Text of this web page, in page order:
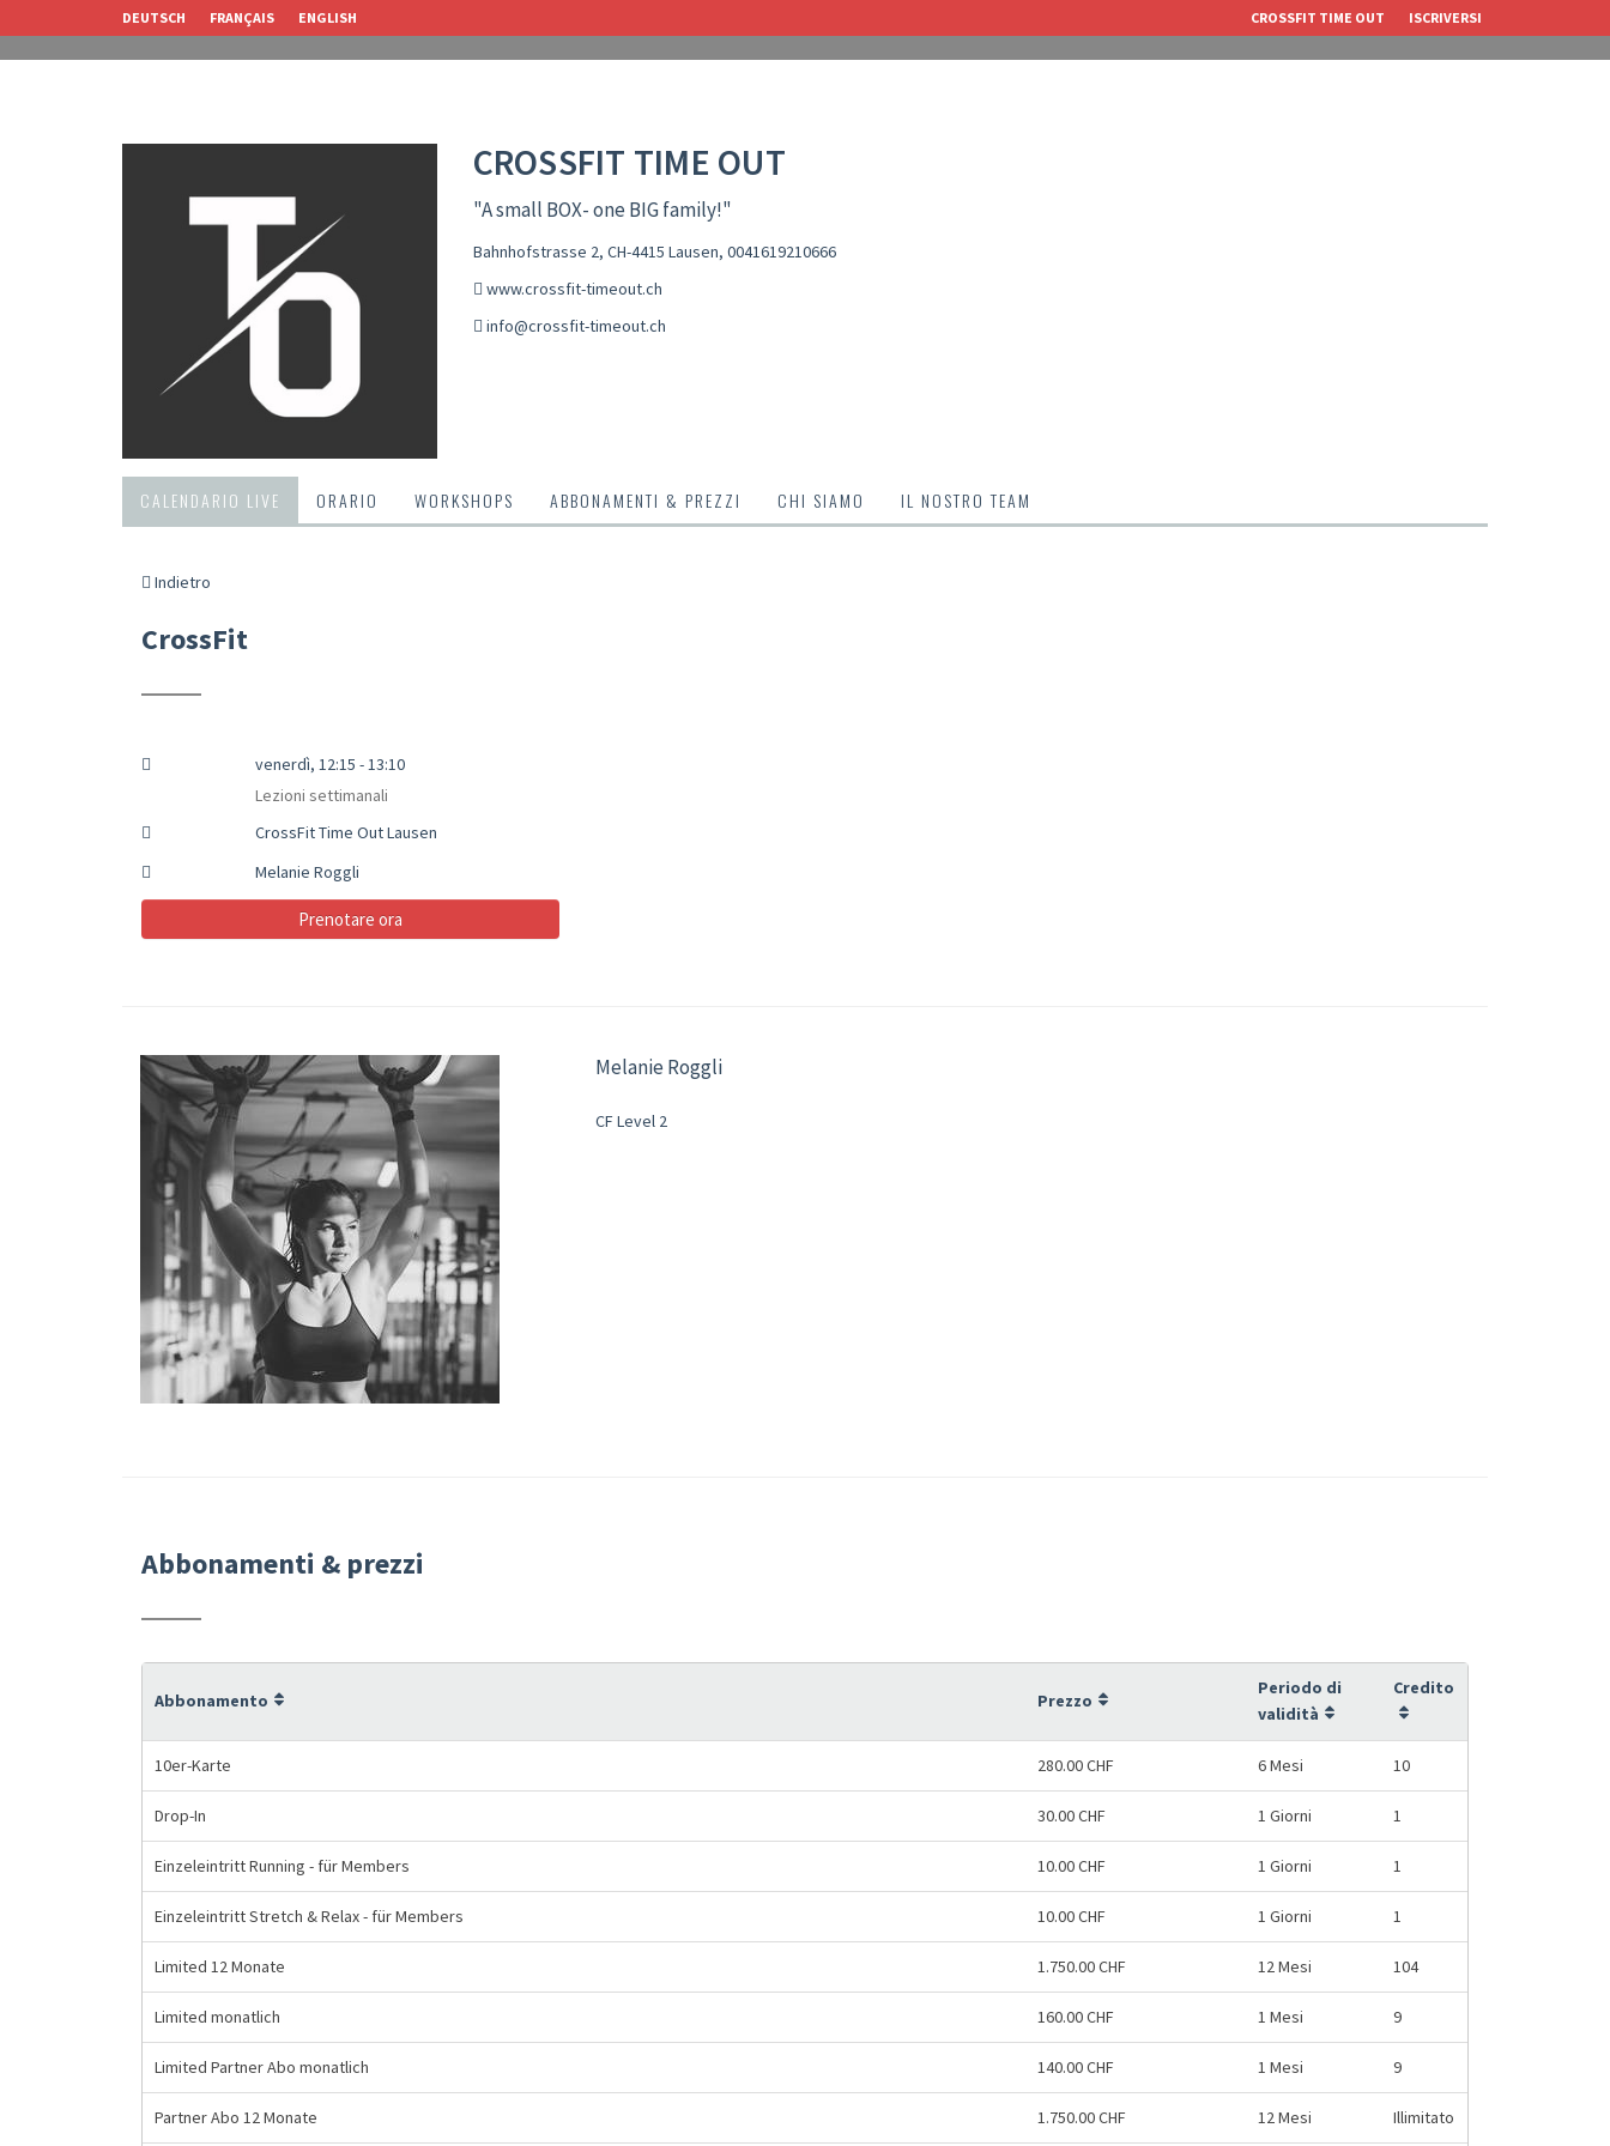
DEUTSCH FRANÇAIS ENGLISH CROSSFIT TIME OUT ISCRIVERSI
CROSSFIT TIME OUT
"A small BOX- one BIG family!"
Bahnhofstrasse 2, CH-4415 Lausen, 0041619210666
www.crossfit-timeout.ch
info@crossfit-timeout.ch
CALENDARIO LIVE ORARIO WORKSHOPS ABBONAMENTI & PREZZI CHI SIAMO IL NOSTRO TEAM
Indietro
CrossFit
venerdì, 12:15 - 13:10
Lezioni settimanali
CrossFit Time Out Lausen
Melanie Roggli
Prenotare ora
Melanie Roggli
CF Level 2
Abbonamenti & prezzi
Abbonamento Prezzo
Periodo di
validità
Credito
10er-Karte 280.00 CHF 6 Mesi 10
Drop-In 30.00 CHF 1 Giorni 1
Einzeleintritt Running - für Members 10.00 CHF 1 Giorni 1
Einzeleintritt Stretch & Relax - für Members 10.00 CHF 1 Giorni 1
Limited 12 Monate 1.750.00 CHF 12 Mesi 104
Limited monatlich 160.00 CHF 1 Mesi 9
Limited Partner Abo monatlich 140.00 CHF 1 Mesi 9
Partner Abo 12 Monate 1.750.00 CHF 12 Mesi Illimitato